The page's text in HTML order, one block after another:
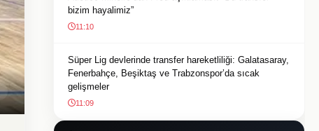
bizim hayalimiz”
11:10
Süper Lig devlerinde transfer hareketliliği: Galatasaray,
Fenerbahçe, Beşiktaş ve Trabzonspor’da sıcak
gelişmeler
11:09